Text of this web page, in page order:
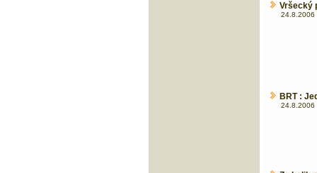
Vršecký
24.8.2006
BRT :
24.8.2006